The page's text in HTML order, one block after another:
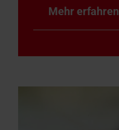
Mehr erfahren